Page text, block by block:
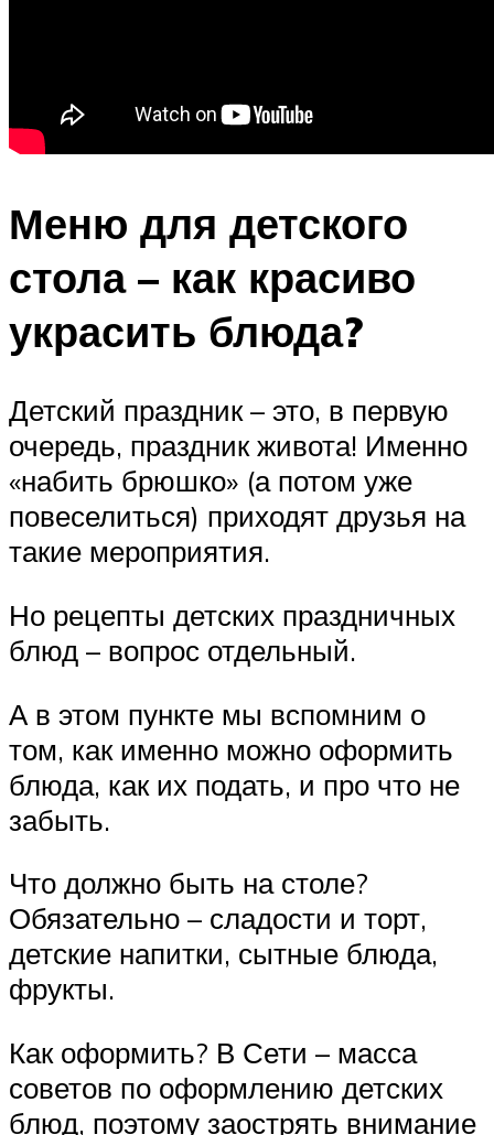
Меню для детского
стола – как красиво
украсить блюда?
Детский праздник – это, в первую
очередь, праздник живота! Именно
«набить брюшко» (а потом уже
повеселиться) приходят друзья на
такие мероприятия.
Но рецепты детских праздничных
блюд – вопрос отдельный.
А в этом пункте мы вспомним о
том, как именно можно оформить
блюда, как их подать, и про что не
забыть.
Что должно быть на столе?
Обязательно – сладости и торт,
детские напитки, сытные блюда,
фрукты.
Как оформить? В Сети – масса
советов по оформлению детских
блюд, поэтому заострять внимание